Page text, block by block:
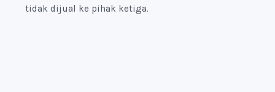
tidak dijual ke pihak ketiga.